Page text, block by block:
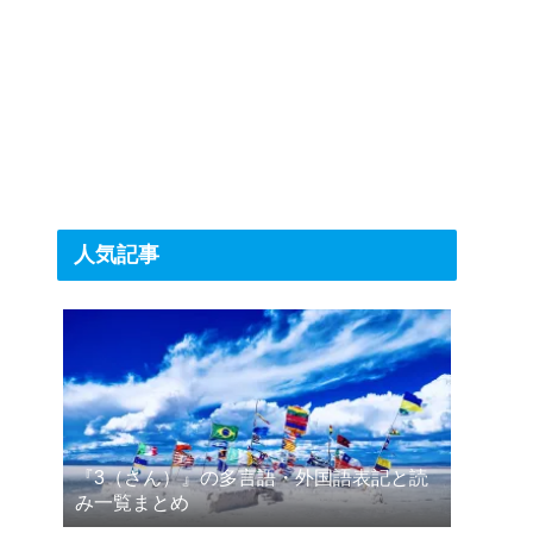
人気記事
『3（さん）』の多言語・外国語表記と読
み一覧まとめ